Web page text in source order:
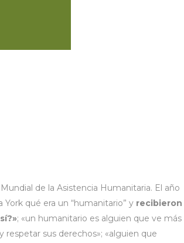
de la Asistencia Humanitaria. El año
qué era un “humanitario” y recibieron
; «un humanitario es alguien que ve más
respetar sus derechos»; «alguien que